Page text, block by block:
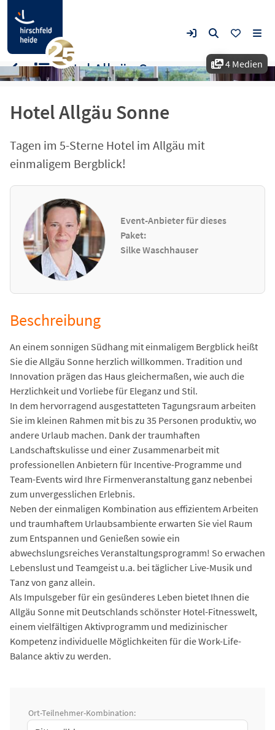
4 Medien
Hotel Allgäu Sonne
Tagen im 5-Sterne Hotel im Allgäu mit
einmaligem Bergblick!
Event-Anbieter für dieses
Paket:
Silke Waschhauser
Hotel Allgäu Sonne
Beschreibung
An einem sonnigen Südhang mit einmaligem Bergblick heißt
Sie die Allgäu Sonne herzlich willkommen. Tradition und
Innovation prägen das Haus gleichermaßen, wie auch die
Herzlichkeit und Vorliebe für Eleganz und Stil.
In dem hervorragend ausgestatteten Tagungsraum arbeiten
Sie im kleinen Rahmen mit bis zu 35 Personen produktiv, wo
andere Urlaub machen. Dank der traumhaften
Landschaftskulisse und einer Zusammenarbeit mit
professionellen Anbietern für Incentive-Programme und
Team-Events wird Ihre Firmenveranstaltung ganz nebenbei
zum unvergesslichen Erlebnis.
Neben der einmaligen Kombination aus effizientem Arbeiten
und traumhaftem Urlaubsambiente erwarten Sie viel Raum
zum Entspannen und Genießen sowie ein
abwechslungsreiches Veranstaltungsprogramm! So erwachen
Lebenslust und Teamgeist u.a. bei täglicher Live-Musik und
Tanz von ganz allein.
Als Impulsgeber für ein gesünderes Leben bietet Ihnen die
Allgäu Sonne mit Deutschlands schönster Hotel-Fitnesswelt,
einem vielfältigen Aktivprogramm und medizinischer
Kompetenz individuelle Möglichkeiten für die Work-Life-
Balance aktiv zu werden.
Ort-Teilnehmer-Kombination: